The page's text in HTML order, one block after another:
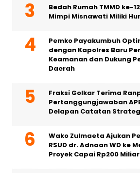
Bedah Rumah TMMD ke-
Mimpi Misnawati Miliki
Pemko Payakumbuh
dengan Kapolres Baru
Keamanan dan Dukung
Daerah
Fraksi Golkar Terima
Pertanggungjawaban
Delapan Catatan
Wako Zulmaeta Ajukan
RSUD dr. Adnaan WD ke
Proyek Capai Rp200 Miliar